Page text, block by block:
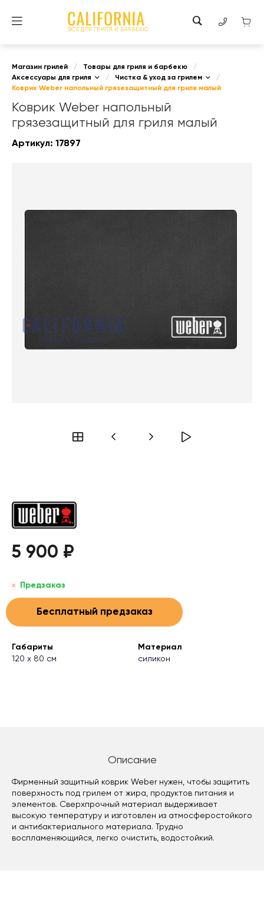
ВСЕ ДЛЯ ГРИЛЯ И БАРБЕКЮ
Магазин грилей / Товары для гриля и барбекю
/
Аксессуары для гриля
/ Чистка & уход за грилем
/
Коврик Weber напольный грязезащитный для гриля малый
Коврик Weber напольный
грязезащитный для гриля малый
Артикул: 17897
5 900 ₽
Предзаказ
Бесплатный предзаказ
Габариты
120 х 80 см
Материал
силикон
Описание
Фирменный защитный коврик Weber нужен, чтобы защитить
поверхность под грилем от жира, продуктов питания и
элементов. Сверхпрочный материал выдерживает
высокую температуру и изготовлен из атмосферостойкого
и антибактериального материала. Трудно
воспламеняющийся, легко очистить, водостойкий.